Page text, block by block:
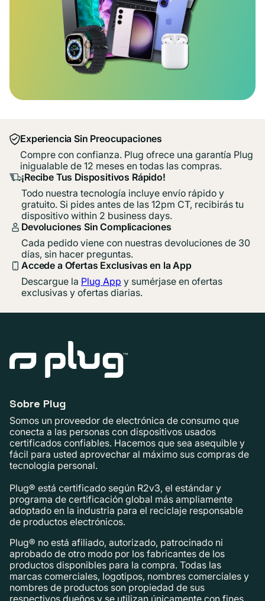
Experiencia Sin Preocupaciones
Compre con confianza. Plug ofrece una garantía Plug
inigualable de 12 meses en todas las compras.
¡Recibe Tus Dispositivos Rápido!
Todo nuestra tecnología incluye envío rápido y
gratuito. Si pides antes de las 12pm CT, recibirás tu
dispositivo within 2 business days.
Devoluciones Sin Complicaciones
Cada pedido viene con nuestras devoluciones de 30
días, sin hacer preguntas.
Accede a Ofertas Exclusivas en la App
Descargue la Plug App y sumérjase en ofertas
exclusivas y ofertas diarias.
Sobre Plug
Somos un proveedor de electrónica de consumo que
conecta a las personas con dispositivos usados ​​
certificados confiables. Hacemos que sea asequible y
fácil para usted aprovechar al máximo sus compras de
tecnología personal.
Plug® está certificado según R2v3, el estándar y
programa de certificación global más ampliamente
adoptado en la industria para el reciclaje responsable
de productos electrónicos.
Plug® no está afiliado, autorizado, patrocinado ni
aprobado de otro modo por los fabricantes de los
productos disponibles para la compra. Todas las
marcas comerciales, logotipos, nombres comerciales y
nombres de productos son propiedad de sus
respectivos dueños y se utilizan únicamente con fines